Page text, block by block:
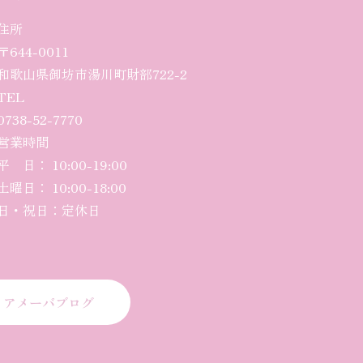
所
〒644-0011
歌山県御坊市湯川町財部722-2
52-7770
業時間
日： 10:00-19:00
曜日 ： 10:00-18:00
日・祝日：定休日
アメーバブログ